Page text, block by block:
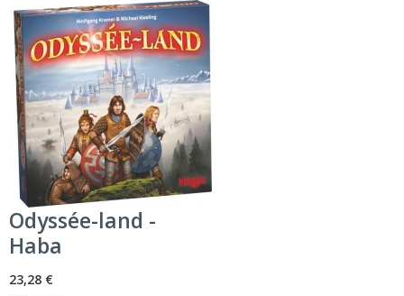
Odyssée-land -
Haba
23,28 €